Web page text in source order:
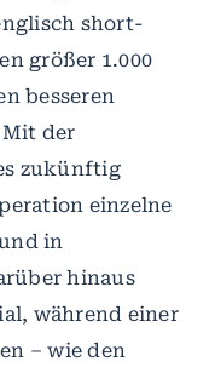
short-
größer 1.000
besseren
der
zukünftig
einzelne
in
hinaus
während einer
– wie den